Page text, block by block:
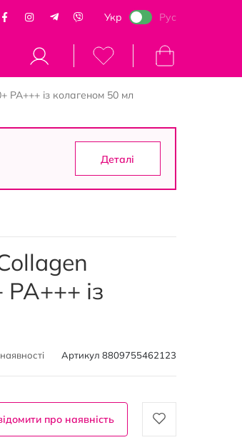
Укр Рус
Кошик
PA+++ із колагеном 50 мл
Деталі
із
Артикул 8809755462123
про наявність